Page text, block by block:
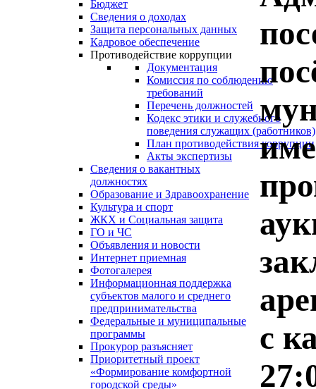
Бюджет
Сведения о доходах
Защита персональных данных
Кадровое обеспечение
Противодействие коррупции
Документация
Комиссия по соблюдению
требований
Перечень должностей
Кодекс этики и служебного
поведения служащих (работников)
План противодействия коррупции
Акты экспертизы
Сведения о вакантных
должностях
Образование и Здравоохранение
Культура и спорт
ЖКХ и Социальная защита
ГО и ЧС
Объявления и новости
Интернет приемная
Фотогалерея
Информационная поддержка
субъектов малого и среднего
предпринимательства
Федеральные и муниципальные
программы
Прокурор разъясняет
Приоритетный проект
«Формирование комфортной
городской среды»
с